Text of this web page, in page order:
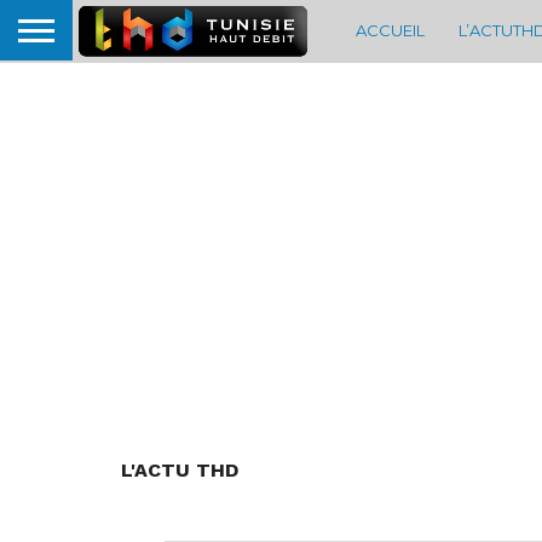
ACCUEIL
L'ACTU THD